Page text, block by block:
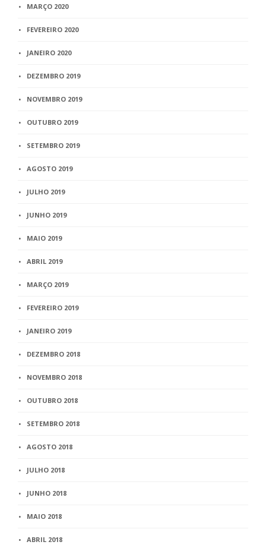
MARÇO 2020
FEVEREIRO 2020
JANEIRO 2020
DEZEMBRO 2019
NOVEMBRO 2019
OUTUBRO 2019
SETEMBRO 2019
AGOSTO 2019
JULHO 2019
JUNHO 2019
MAIO 2019
ABRIL 2019
MARÇO 2019
FEVEREIRO 2019
JANEIRO 2019
DEZEMBRO 2018
NOVEMBRO 2018
OUTUBRO 2018
SETEMBRO 2018
AGOSTO 2018
JULHO 2018
JUNHO 2018
MAIO 2018
ABRIL 2018